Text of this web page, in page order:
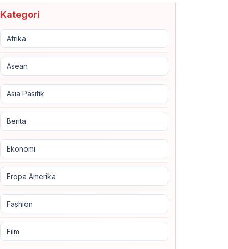
Kategori
Afrika
Asean
Asia Pasifik
Berita
Ekonomi
Eropa Amerika
Fashion
Film